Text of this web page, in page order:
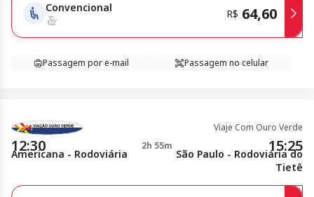
Convencional R$ 64,60
Passagem por e-mail Passagem no celular
Viaje Com Ouro Verde
12:30 2h 55m 15:25
Americana - Rodoviária
São Paulo - Rodoviária do
Tietê